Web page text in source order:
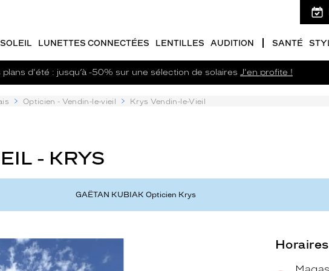
LUNETTES CONNECTÉES LENTILLES AUDITION SANTÉ
plans d'été : jusqu’à -50% sur une sélection de solaires J'en profite !
Opticien - Vendin-le-vieil Krys Vendin-le-Vieil
- KRYS
GAËTAN KUBIAK Opticien Krys
Horaires